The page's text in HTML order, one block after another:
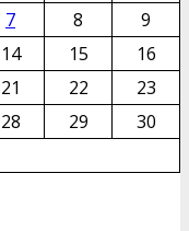
7 8
9
14 15
16
21 22
23
28 29
30